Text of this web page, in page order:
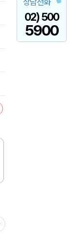
상담전화
02) 500
5900